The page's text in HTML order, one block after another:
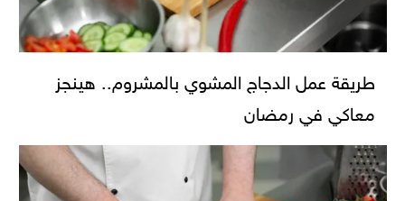
طريقة عمل الدجاج المشوي بالمشروم.. هينجز
معاكي في رمضان